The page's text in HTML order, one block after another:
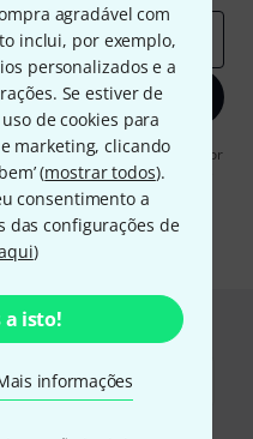
agradável com
inclui, por exemplo,
personalizados e a
Se estiver de
de cookies para
marketing, clicando
(mostrar todos).
consentimento a
das configurações de
)
a isto!
informações
agora
em receber publicidade por
qualquer momento. Você pode
newsletter na nossadiretriz de
.